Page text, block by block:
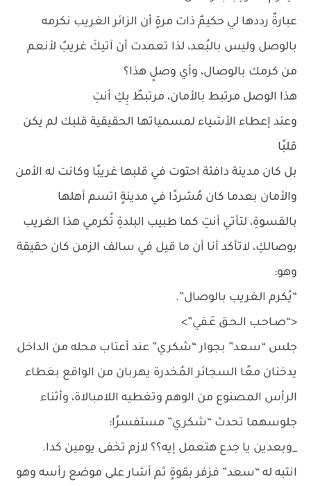
عبارةٌ رددها لي حكيمٌ ذات مرةٍ أن الزائر الغريب نكرمه
بالوصل وليس بالبُعد، لذا تعمدت أن آتيكَ غريبٌ لأنعم
من كرمك بالوصال، وأي وصلٍ هذا؟
هذا الوصل مرتبط بالأمان، مرتبطٌ بِكِ أنتِ
وعند إعطاء الأشياء لمسمياتها الحقيقية قلبك لم يكن
قلبًا
بل كان مدينة دافئة احتوت في قلبها غريبًا وكانت له الأمن
والأمان بعدما كان مُشردًا في مدينةٍ اتسم أهلها
بالقسوةِ، لتأتي أنتِ كما طبيب البلدةِ تُكرمي هذا الغريب
بوصالكِ، لاتأكد أنا أن ما قيل في سالف الزمن كان حقيقة
وهو:
“يُكرم الغريب بالوصال”.
<“صـاحـب الـحـق عَـفي”>
جلس “سعد” بجوار “شكري” عند أعتاب محله من الداخل
يدخنان معًا السجائر المُخدرة يهربان من الواقع بغطاء
الرأس المصنوع من الوهم وتغطيه اللامبالاة، وأثناء
جلوسهما تحدث “شكري” مستفسرًا:
_وبعدين يا جدع هتعمل إيه؟؟ لازم تخفى يومين كدا.
انتبه له “سعد” فزفر بقوةٍ ثم أشار على موضع رأسه وهو